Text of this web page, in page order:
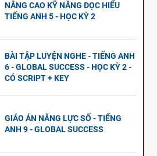
NÂNG CAO KỸ NĂNG ĐỌC HIỂU
TIẾNG ANH 5 - HỌC KỲ 2
BÀI TẬP LUYỆN NGHE - TIẾNG ANH
6 - GLOBAL SUCCESS - HỌC KỲ 2 -
CÓ SCRIPT + KEY
GIÁO ÁN NĂNG LỰC SỐ - TIẾNG
ANH 9 - GLOBAL SUCCESS